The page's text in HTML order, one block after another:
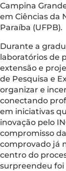
Campina
em Ciências da
Paraíba (UFPB).
Durante a
laboratórios de
extensão e
de Pesquisa e
organizar e
conectando
em iniciativas
inovação pelo
compromisso
comprovado já
centro do
surpreendeu foi